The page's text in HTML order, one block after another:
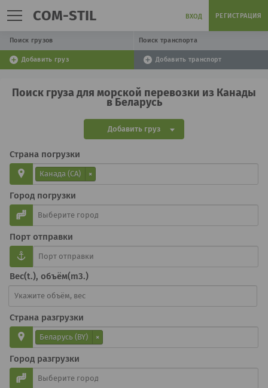
COM-STIL ВХОД РЕГИСТРАЦИЯ
Поиск грузов Поиск транспорта
Добавить груз Добавить транспорт
Поиск груза для морской перевозки из Канады
в Беларусь
Добавить груз
Страна погрузки
Канада (CA) ×
Город погрузки
Порт отправки
Вес(t.), объём(m3.)
Страна разгрузки
Беларусь (BY) ×
Город разгрузки